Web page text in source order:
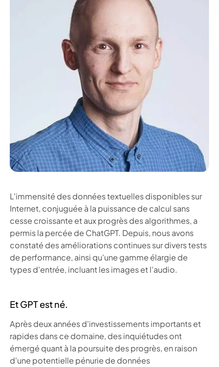
L'immensité des données textuelles disponibles sur
Internet, conjuguée à la puissance de calcul sans
cesse croissante et aux progrès des algorithmes, a
permis la percée de ChatGPT. Depuis, nous avons
constaté des améliorations continues sur divers tests
de performance, ainsi qu'une gamme élargie de
types d'entrée, incluant les images et l'audio.
Et GPT est né.
Après deux années d'investissements importants et
rapides dans ce domaine, des inquiétudes ont
émergé quant à la poursuite des progrès, en raison
d'une potentielle pénurie de données